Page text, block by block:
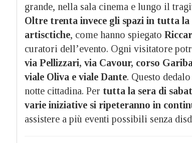
grande, nella sala cinema e lungo il
Oltre trenta invece gli spazi in tutta
artisctiche, come hanno spiegato
curatori dell’evento. Ogni visitatore
via Pellizzari, via Cavour, corso
viale Oliva e viale Dante. Questo
notte cittadina. Per tutta la sera di
varie iniziative si ripeteranno in
assistere a più eventi possibili senza